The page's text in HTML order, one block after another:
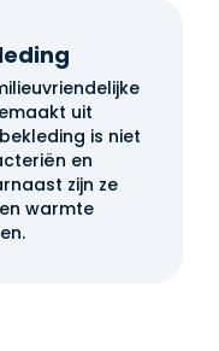
uit
is niet
en
zijn ze
warmte